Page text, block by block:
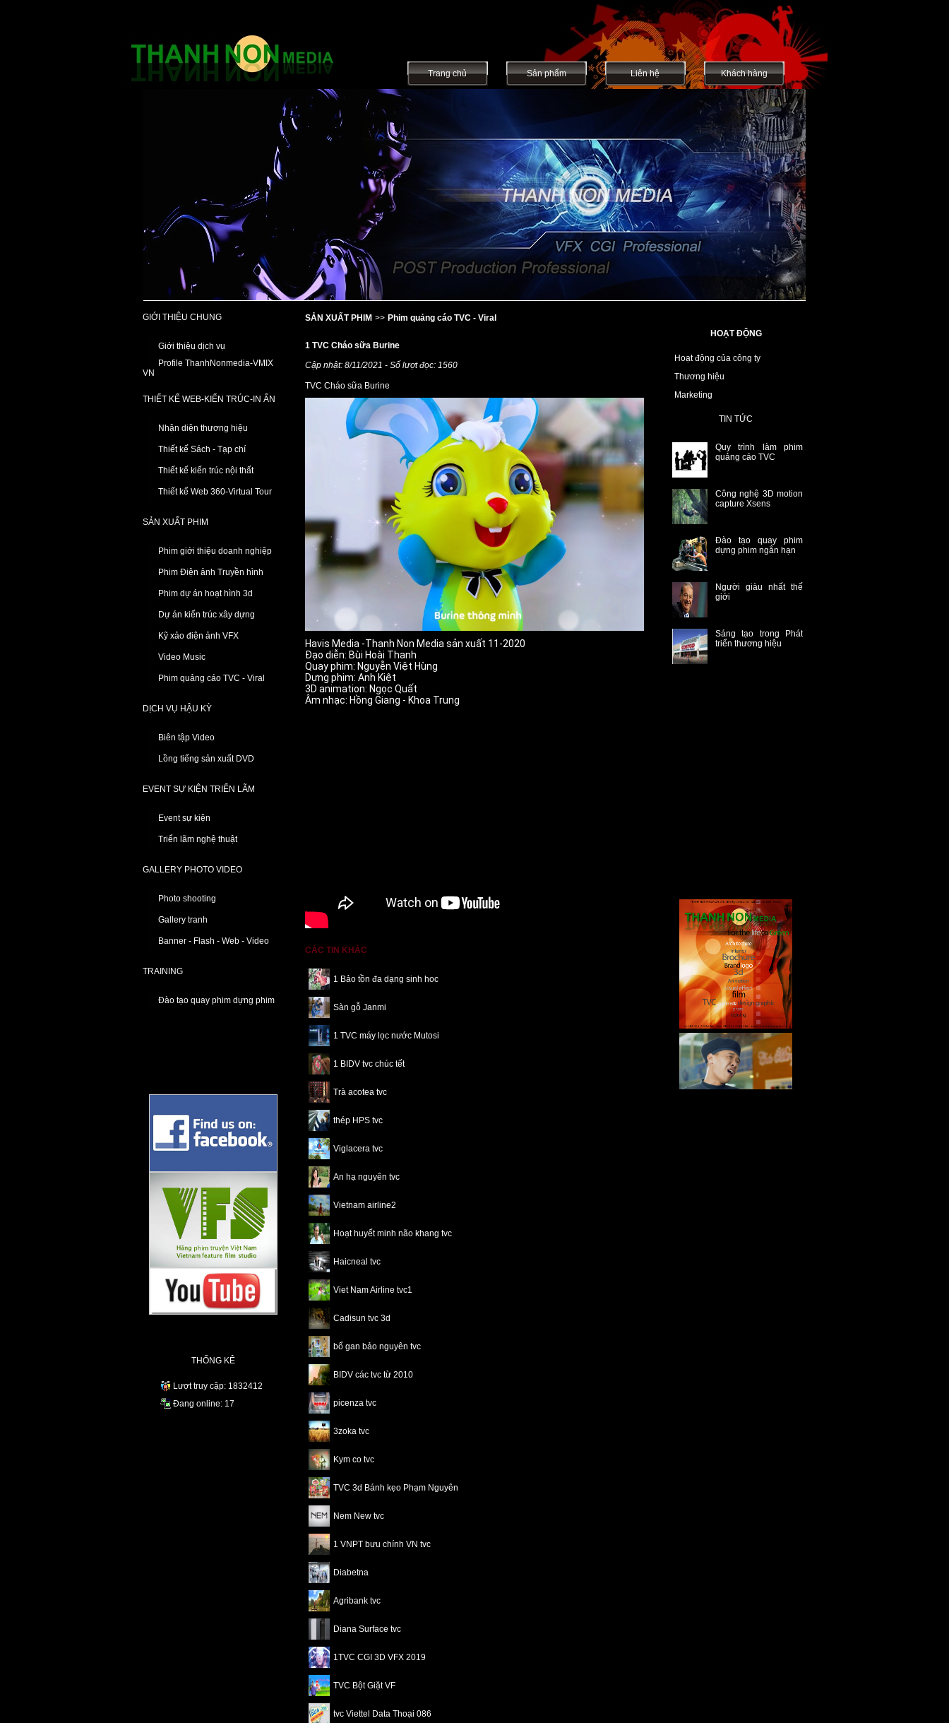
Trang chủ Sản phẩm Liên hệ Khách hàng
GIỚI THIỆU CHUNG
Giới thiệu dịch vụ
Profile ThanhNonmedia-VMIX
VN
THIẾT KẾ WEB-KIẾN TRÚC-IN ẤN
Nhận diện thương hiệu
Thiết kế Sách - Tạp chí
Thiết kế kiến trúc nội thất
Thiết kế Web 360-Virtual Tour
SẢN XUẤT PHIM
Phim giới thiệu doanh nghiệp
Phim Điện ảnh Truyền hình
Phim dự án hoạt hình 3d
Dự án kiến trúc xây dựng
Kỹ xảo điện ảnh VFX
Video Music
Phim quảng cáo TVC - Viral
DỊCH VỤ HẬU KỲ
Biên tập Video
Lồng tiếng sản xuất DVD
EVENT SỰ KIỆN TRIỂN LÃM
Event sự kiện
Triển lãm nghệ thuật
GALLERY PHOTO VIDEO
Photo shooting
Gallery tranh
Banner - Flash - Web - Video
TRAINING
Đào tạo quay phim dựng phim
THỐNG KÊ
Lượt truy cập: 1832412
Đang online: 17
SẢN XUẤT PHIM >> Phim quảng cáo TVC - Viral
1 TVC Cháo sữa Burine
Cập nhật: 8/11/2021 - Số lượt đọc: 1560
TVC Cháo sữa Burine
Havis Media -Thanh Non Media sản xuất 11-2020
Đạo diễn: Bùi Hoài Thanh
Quay phim: Nguyễn Việt Hùng
Dựng phim: Anh Kiệt
3D animation: Ngọc Quất
Âm nhạc: Hồng Giang - Khoa Trung
CÁC TIN KHÁC
1 Bảo tồn đa dạng sinh hoc
Sàn gỗ Janmi
1 TVC máy lọc nước Mutosi
1 BIDV tvc chúc tết
Trà acotea tvc
thép HPS tvc
Viglacera tvc
An hạ nguyên tvc
Vietnam airline2
Hoạt huyết minh não khang tvc
Haicneal tvc
Viet Nam Airline tvc1
Cadisun tvc 3d
bổ gan bảo nguyên tvc
BIDV các tvc từ 2010
picenza tvc
3zoka tvc
Kym co tvc
TVC 3d Bánh kẹo Phạm Nguyên
Nem New tvc
1 VNPT bưu chính VN tvc
Diabetna
Agribank tvc
Diana Surface tvc
1TVC CGI 3D VFX 2019
TVC Bột Giặt VF
tvc Viettel Data Thoại 086
HOẠT ĐỘNG
Hoạt động của công ty
Thương hiệu
Marketing
TIN TỨC
Quy trình làm phim
quảng cáo TVC
Công nghệ 3D motion
capture Xsens
Đào tạo quay phim
dựng phim ngắn hạn
Người giàu nhất thế
giới
Sáng tạo trong Phát
triển thương hiệu